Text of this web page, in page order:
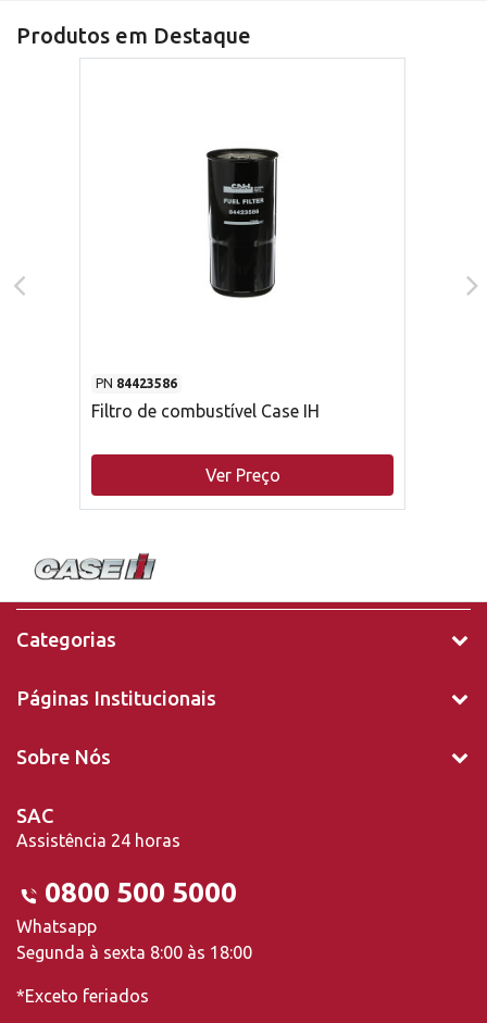
Produtos em Destaque
PN 84423586
Filtro de combustível Case IH
Ver Preço
Categorias
Páginas Institucionais
Sobre Nós
SAC
Assistência 24 horas
0800 500 5000
Whatsapp
Segunda à sexta 8:00 às 18:00
*Exceto feriados